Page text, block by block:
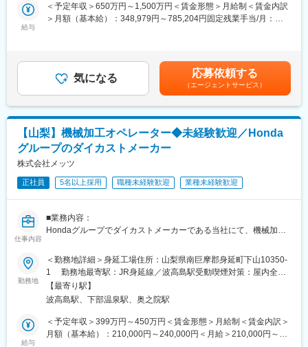
（1）スピード昇給・昇格が可能：
定性・定量の両面で評価基準を明確化。
・34歳／ストアマネージャー／年収945万円／月給60万円＋イン
セン
・38歳／エリアマネージャー／年収1042万円／月給61.5万円＋イ
ンセン
（2）働き方改善に取り組んでおり、制度や実績が豊富です：
・家賃補助、社宅制度、子供手当など充実の福利厚生
・健康経営優良法人への認定実績あり
・PCログで残業時間管理（平均残業時間15.24h/月）
向けた取り組みを進めています
年齢・入社歴関係なく全社員に挑戦の機会が与えられます。セー
ルスリーダーで営業フロントを極めるのもよし、店舗経営者を目
択肢も豊富。
■当社について：
『日本のガリバーから世界のIDOMへ』東証プライム上場でクルマ
買取実績、中古車販売実績共に業界トップクラスの会社です。
変更の範囲：会社の定める業務
店舗の売り上げ、在庫、顧客、スタッフの管理を主に、地域に根
付いた”まちのクルマ屋”を創造していただき、ひとりでも多くのお
経営面での志向をお持ちいただき、チームビルドやピープルマネ
ジメントでチームの輪を軸に最適で快適な店舗を自ら創っていた
だくお仕事です！
これまでのマネジメント経験、営業実績経験を活かし、管理職
（店長）として、店舗の売り上げ管理、スタッフのマネジメント
業務を中心に幅広く行っていただきます。
※入社後半年～1年の間に店長としてお任せする店舗を選定し実際
に店長業務についていただきます
■業務詳細：
・来店集客活動（Webサイトへの情報登録、店舗ブログの更新な
ど）
・人材マネジメント、教育育成
・お客様との提案商談（自動車の販売、買取、その他サービスの
ご提案）
・その他店舗運営業務
■組織構成：
1店舗あたり約6名程度、一部10名以上の社員がいる大型店舗もあ
給与
＜予定年収＞650万円～1,500万円＜賃金形態＞月給制＜賃金内訳
＞月額（基本給）：348,979円～785,204円固定残業手当/月：
固定みなし残業代は残業がない場合も支給。※一定期間経過より能
力評価が反映され変動。※初年度一時金50万確約※インセンティブ
の支給タイミングは年3回（2月・6月・10月）■賞与：年2回（6月
／12月）※2023年実績平均3ヶ分／初年度は在籍係数がかかる。賃
金はあくまでも目安の金額であり、選考を通じて上下する可能性
があります。月給(月額)は固定手当を含めた表記です。
気になる 応募依頼する
（エージェントサービス）
【山梨】機械加工オペレーター◆未経験歓迎／Honda
グループのダイカストメーカー
株式会社メッツ
正社員 5名以上採用 職種未経験歓迎 業種未経験歓迎
仕事内容
■業務内容：
Hondaグループでダイカストメーカーである当社にて、機械加工
■業務詳細：
アルミダイカスト部品を定められた作業標準に基づきコンベアや
加工機へセットし、自動的に加工された製品を取出し、定められ
た検査基準に基づき外観検査や検具による確認を行う作業を行い
ます。
・部品のバリ取り
勤務地
＜勤務地詳細＞身延工場住所：山梨県南巨摩郡身延町下山10350-
1 勤務地最寄駅：JR身延線／波高島駅受動喫煙対策：屋内全面
禁煙変更の範囲：会社の定める事業所
【最寄り駅】
波高島駅、下部温泉駅、奥之院駅
給与
＜予定年収＞399万円～450万円＜賃金形態＞月給制＜賃金内訳＞
月額（基本給）：210,000円～240,000円＜月給＞210,000円～